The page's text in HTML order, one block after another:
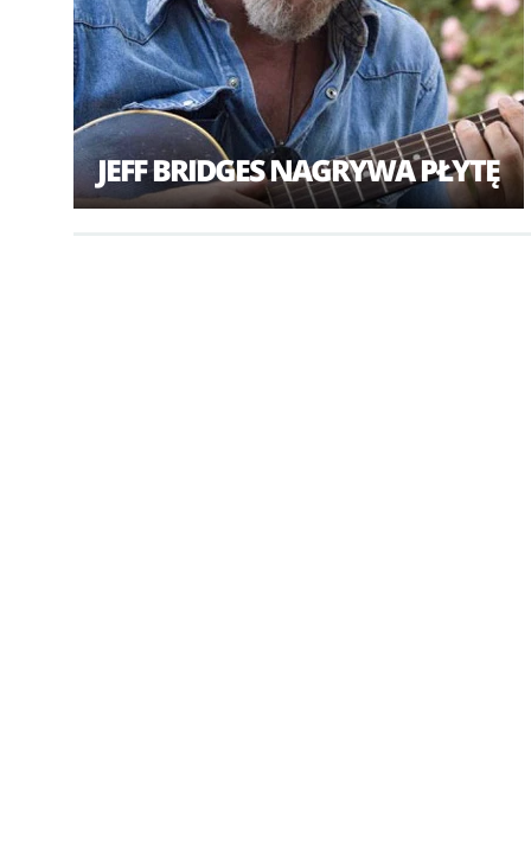
JEFF BRIDGES NAGRYWA PŁYTĘ